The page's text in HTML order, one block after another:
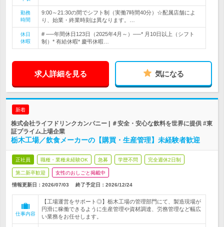
勤務
時間
9:00～21:30の間でシフト制（実働7時間40分）☆配属店舗によ
り、始業・終業時刻は異なります。…
休日
休暇
# ──年間休日123日（2025年4月～）──* 月10日以上（シフト
制）* 有給休暇* 慶弔休暇…
求人詳細を見る 気になる
新着
株式会社ライフドリンクカンパニー | ＃安全・安心な飲料を世界に提供 #東
証プライム上場企業
栃木工場／飲食メーカーの【購買・生産管理】未経験者歓迎
正社員 職種・業種未経験OK 急募 学歴不問 完全週休2日制
第二新卒歓迎 女性のおしごと掲載中
情報更新日：2026/07/03 終了予定日： 2026/12/24
仕事内容
【工場運営をサポート◎】栃木工場の管理部門にて、製造現場が
円滑に稼働できるように生産管理や資材調達、労務管理など幅広
い業務をお任せします。